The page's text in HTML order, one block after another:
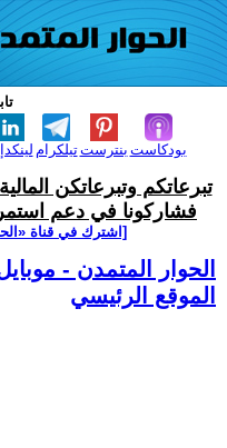
تيلكرامبنترست بودكاست
تبرعاتكم وتبرعاتكن
فشاركونا في دعم
[اشترك في قناة
الحوار المتمدن -
الموقع الرئيسي